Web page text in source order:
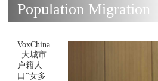
Population Migration
VoxChina
| 大城市
户籍人
口“女多